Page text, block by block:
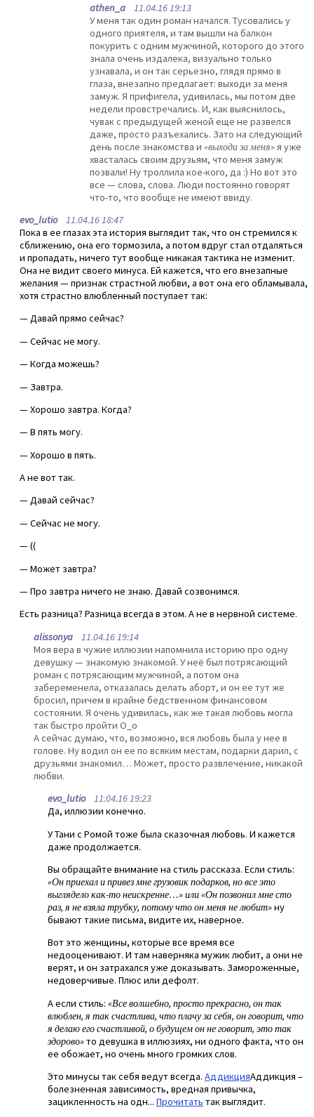
athen_a 11.04.16 19:13
У меня так один роман начался. Тусовались у
одного приятеля, и там вышли на балкон
покурить с одним мужчиной, которого до этого
знала очень издалека, визуально только
узнавала, и он так серьезно, глядя прямо в
глаза, внезапно предлагает: выходи за меня
замуж. Я прифигела, удивилась, мы потом две
недели провстречались. И, как выяснилось,
чувак с предыдущей женой еще не развелся
даже, просто разъехались. Зато на следующий
день после знакомства и «выходи за меня» я уже
хвасталась своим друзьям, что меня замуж
позвали! Ну троллила кое-кого, да :) Но вот это
все — слова, слова. Люди постоянно говорят
что-то, что вообще не имеют ввиду.
evo_lutio11.04.16 18:47
Пока в ее глазах эта история выглядит так, что он стремился к
сближению, она его тормозила, а потом вдруг стал отдаляться
и пропадать, ничего тут вообще никакая тактика не изменит.
Она не видит своего минуса. Ей кажется, что его внезапные
желания — признак страстной любви, а вот она его обламывала,
хотя страстно влюбленный поступает так:
— Давай прямо сейчас?
— Сейчас не могу.
— Когда можешь?
— Завтра.
— Хорошо завтра. Когда?
— В пять могу.
— Хорошо в пять.
А не вот так.
— Давай сейчас?
— Сейчас не могу.
— ((
— Может завтра?
— Про завтра ничего не знаю. Давай созвонимся.
Есть разница? Разница всегда в этом. А не в нервной системе.
alissonya 11.04.16 19:14
Моя вера в чужие иллюзии напомнила историю про одну
девушку — знакомую знакомой. У неё был потрясающий
роман с потрясающим мужчиной, а потом она
забеременела, отказалась делать аборт, и он ее тут же
бросил, причем в крайне бедственном финансовом
состоянии. Я очень удивилась, как же такая любовь могла
так быстро пройти О_о
А сейчас думаю, что, возможно, вся любовь была у нее в
голове. Ну водил он ее по всяким местам, подарки дарил, с
друзьями знакомил… Может, просто развлечение, никакой
любви.
evo_lutio11.04.16 19:23
Да, иллюзии конечно.
У Тани с Ромой тоже была сказочная любовь. И кажется
даже продолжается.
Вы обращайте внимание на стиль рассказа. Если стиль:
«Он приехал и привез мне грузовик подарков, но все это
выглядело как-то неискренне…» или «Он позвонил мне сто
раз, я не взяла трубку, потому что он меня не любит»ну
бывают такие письма, видите их, наверное.
Вот это женщины, которые все время все
недооценивают. И там наверняка мужик любит, а они не
верят, и он затрахался уже доказывать. Замороженные,
недоверчивые. Плюс или дефолт.
А если стиль: «Все волшебно, просто прекрасно, он так
влюблен, я так счастлива, что плачу за себя, он говорит, что
я делаю его счастливой, о будущем он не говорит, это так
здорово»то девушка в иллюзиях, ни одного факта, что он
ее обожает, но очень много громких слов.
Это минусы так себя ведут всегда. АддикцияАддикция –
болезненная зависимость, вредная привычка,
зацикленность на одн... Прочитать так выглядит.